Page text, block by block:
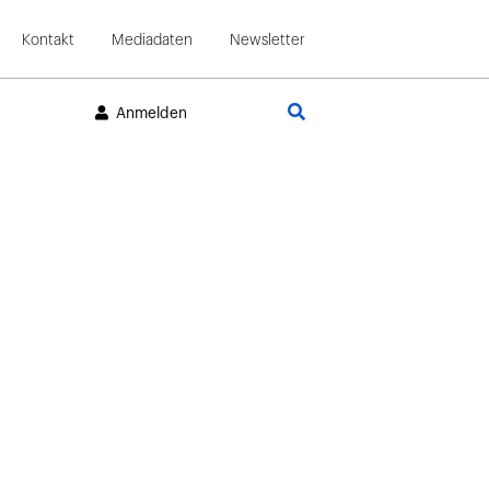
Kontakt Mediadaten Newsletter
Anmelden